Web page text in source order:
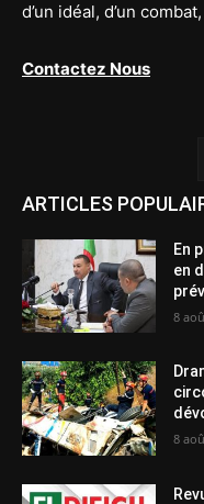
d’un idéal, d’un
Contactez Nous
ARTICLES
En
en
8
8